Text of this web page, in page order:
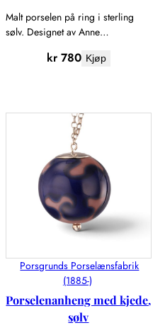
Malt porselen på ring i sterling
sølv. Designet av Anne…
kr780 Kjøp
Porsgrunds Porselænsfabrik
(1885-)
Porselenanheng med kjede,
sølv